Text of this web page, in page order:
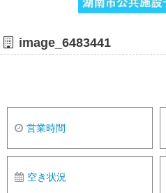
image_6483441
営業時間
空き状況